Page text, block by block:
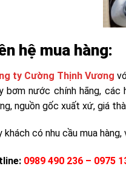
hệ mua hàng:
ty Cường Thịnh Vương
bơm nước chính hãng,
nguồn gốc xuất xứ, giá
khách có nhu cầu mua
0989 490 236 – 0975